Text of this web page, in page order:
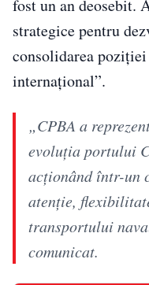
fost un an deosebit.
strategice pentru
consolidarea
internaţional”.
„CPBA a
evoluţia portului
acţionând într-un
atenţie,
transportului
comunicat.